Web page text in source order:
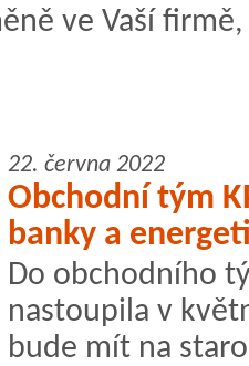
ve Vaší
22. června 2022
Obchodní tým
banky a
Do obchodního
nastoupila v
bude mít na